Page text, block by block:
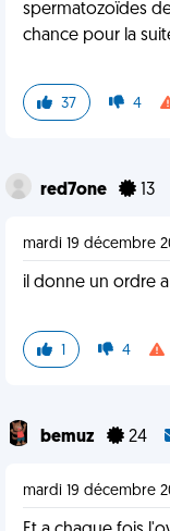
spermatozoïdes
chance pour la
37 4
red7one 13
mardi 19 décembre
il donne un ordre
1 4
bemuz 24
mardi 19 décembre